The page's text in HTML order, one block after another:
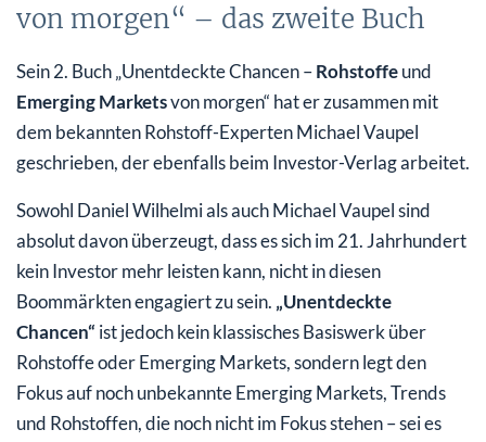
von morgen“ – das zweite Buch
Sein 2. Buch „Unentdeckte Chancen –Rohstoffeund
Emerging Marketsvon morgen“ hat er zusammen mit
dem bekannten Rohstoff-Experten Michael Vaupel
geschrieben, der ebenfalls beim Investor-Verlag arbeitet.
Sowohl Daniel Wilhelmi als auch Michael Vaupel sind
absolut davon überzeugt, dass es sich im 21. Jahrhundert
kein Investor mehr leisten kann, nicht in diesen
Boommärkten engagiert zu sein. „Unentdeckte
Chancen“ ist jedoch kein klassisches Basiswerk über
Rohstoffe oder Emerging Markets, sondern legt den
Fokus auf noch unbekannte Emerging Markets, Trends
und Rohstoffen, die noch nicht im Fokus stehen – sei es